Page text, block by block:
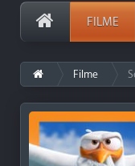
FILME
Filme